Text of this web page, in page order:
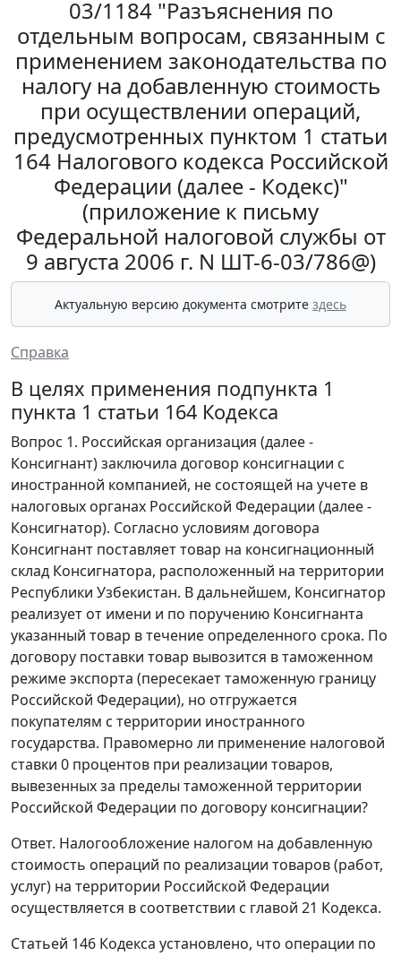
03/1184 "Разъяснения по
отдельным вопросам, связанным с
применением законодательства по
налогу на добавленную стоимость
при осуществлении операций,
предусмотренных пунктом 1 статьи
164 Налогового кодекса Российской
Федерации (далее - Кодекс)"
(приложение к письму
Федеральной налоговой службы от
9 августа 2006 г. N ШТ-6-03/786@)
Актуальную версию документа смотрите здесь
Справка
В целях применения подпункта 1
пункта 1 статьи 164 Кодекса
Вопрос 1. Российская организация (далее -
Консигнант) заключила договор консигнации с
иностранной компанией, не состоящей на учете в
налоговых органах Российской Федерации (далее -
Консигнатор). Согласно условиям договора
Консигнант поставляет товар на консигнационный
склад Консигнатора, расположенный на территории
Республики Узбекистан. В дальнейшем, Консигнатор
реализует от имени и по поручению Консигнанта
указанный товар в течение определенного срока. По
договору поставки товар вывозится в таможенном
режиме экспорта (пересекает таможенную границу
Российской Федерации), но отгружается
покупателям с территории иностранного
государства. Правомерно ли применение налоговой
ставки 0 процентов при реализации товаров,
вывезенных за пределы таможенной территории
Российской Федерации по договору консигнации?
Ответ. Налогообложение налогом на добавленную
стоимость операций по реализации товаров (работ,
услуг) на территории Российской Федерации
осуществляется в соответствии с главой 21 Кодекса.
Статьей 146 Кодекса установлено, что операции по